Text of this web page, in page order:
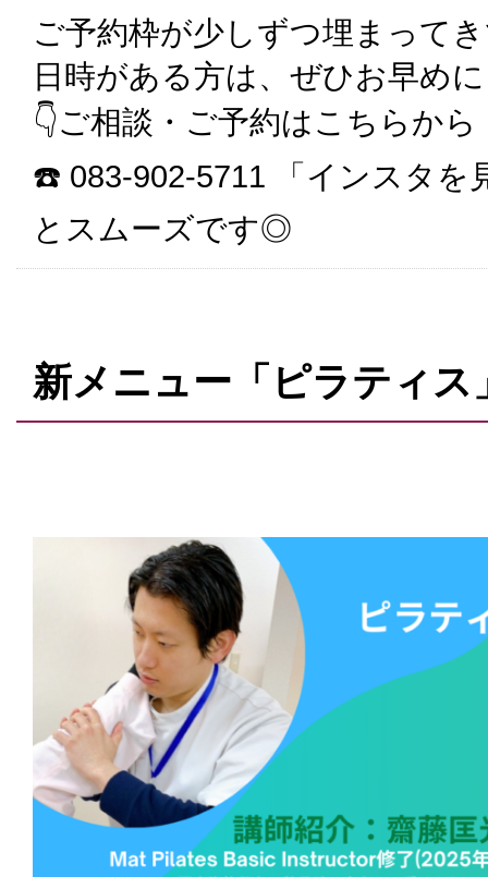
ご予約枠が少しずつ埋まって
日時がある方は、ぜひお早め
👇ご相談・ご予約はこちらから
☎️ 083-902-5711 「インスタを
とスムーズです◎
新メニュー「ピラティス